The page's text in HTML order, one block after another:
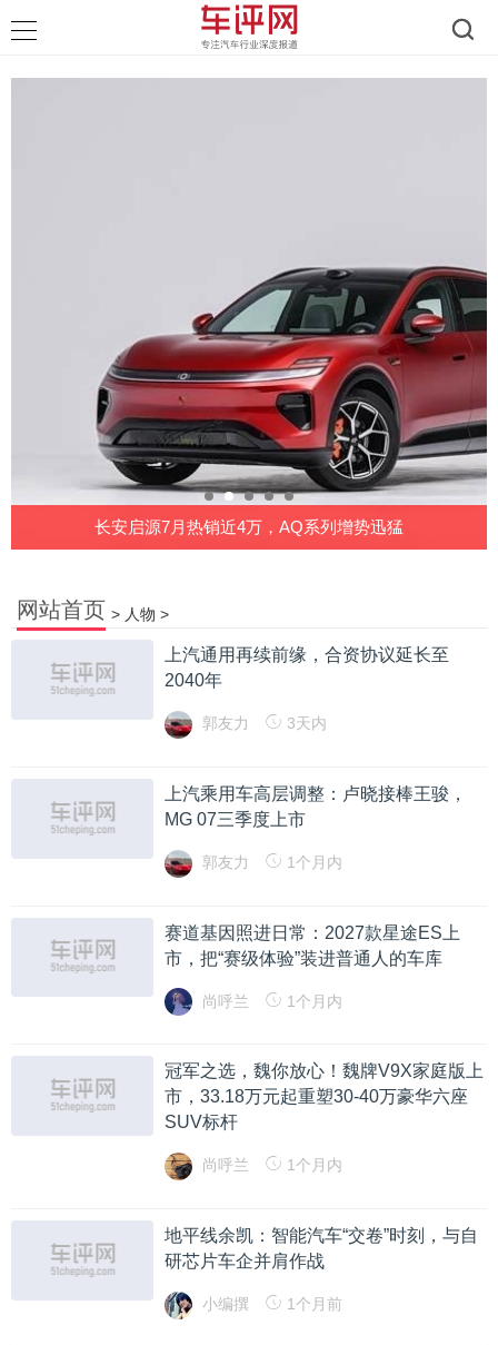
长安启源7月热销近4万，AQ系列增势迅猛
网站首页 > 人物 >
上汽通用再续前缘，合资协议延长至
2040年
郭友力 3天内
上汽乘用车高层调整：卢晓接棒王骏，
MG 07三季度上市
郭友力 1个月内
赛道基因照进日常：2027款星途ES上
市，把“赛级体验”装进普通人的车库
尚呼兰 1个月内
冠军之选，魏你放心！魏牌V9X家庭版上
市，33.18万元起重塑30-40万豪华六座
SUV标杆
尚呼兰 1个月内
地平线余凯：智能汽车“交卷”时刻，与自
研芯片车企并肩作战
小编撰 1个月前